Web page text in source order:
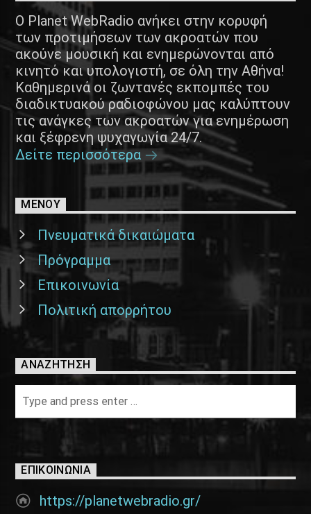
Ο Planet WebRadio ανήκει στην κορυφή
των προτιμήσεων των ακροατών που
ακούνε μουσική και ενημερώνονται από
κινητό και υπολογιστή, σε όλη την Αθήνα!
Καθημερινά οι ζωντανές εκπομπές του
διαδικτυακού ραδιοφώνου μας καλύπτουν
τις ανάγκες των ακροατών για ενημέρωση
και ξέφρενη ψυχαγωγία 24/7.
Δείτε περισσότερα
ΜΕΝΟΥ
Πνευματικά δικαιώματα
Πρόγραμμα
Επικοινωνία
Πολιτική απορρήτου
ΑΝΑΖΉΤΗΣΗ
ΕΠΙΚΟΙΝΩΝΊΑ
https://planetwebradio.gr/